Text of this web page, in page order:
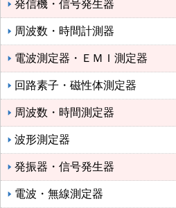
発信機・信号発生器
周波数・時間計測器
電波測定器・ＥＭＩ測定器
回路素子・磁性体測定器
周波数・時間測定器
波形測定器
発振器・信号発生器
電波・無線測定器